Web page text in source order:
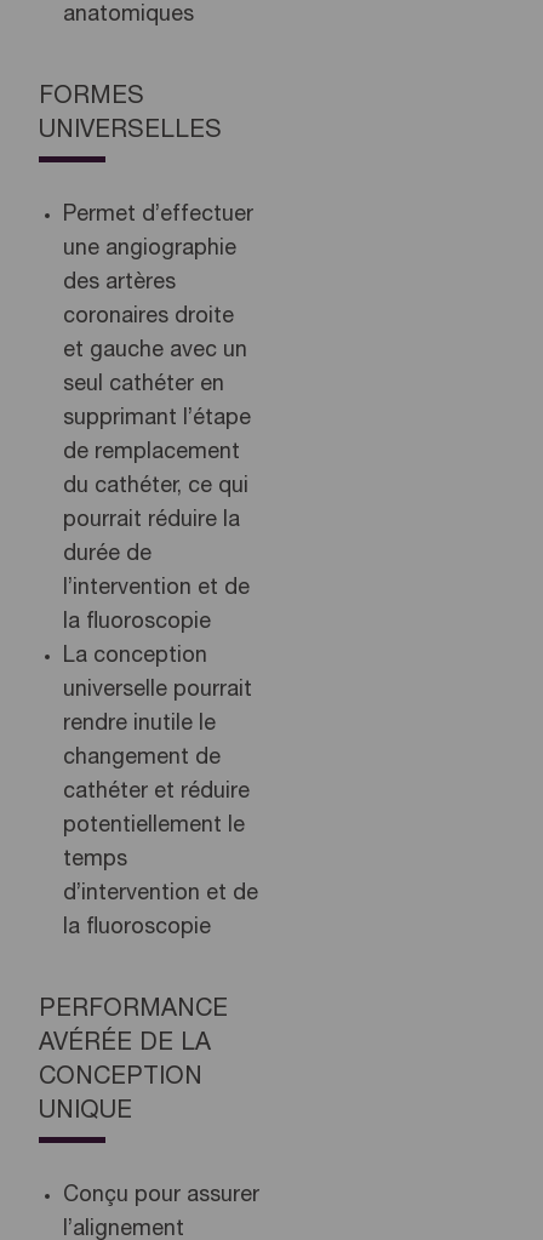
anatomiques
FORMES
UNIVERSELLES
Permet d’effectuer
une angiographie
des artères
coronaires droite
et gauche avec un
seul cathéter en
supprimant l’étape
de remplacement
du cathéter, ce qui
pourrait réduire la
durée de
l’intervention et de
la fluoroscopie
La conception
universelle pourrait
rendre inutile le
changement de
cathéter et réduire
potentiellement le
temps
d’intervention et de
la fluoroscopie
PERFORMANCE
AVÉRÉE DE LA
CONCEPTION
UNIQUE
Conçu pour assurer
l’alignement